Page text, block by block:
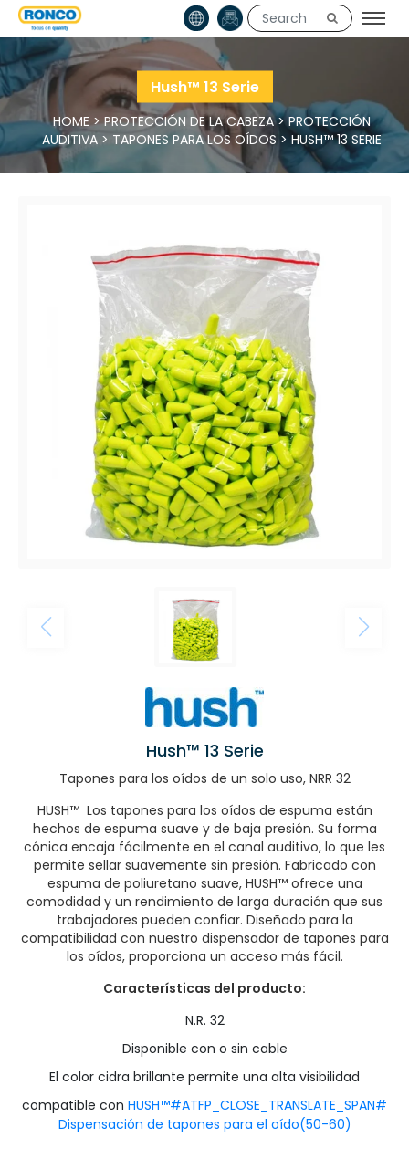
Hush™ 13 Serie
HOME >PROTECCIÓN DE LA CABEZA>PROTECCIÓN
AUDITIVA> TAPONES PARA LOS OÍDOS > HUSH™ 13 SERIE
Hush™ 13 Serie
Tapones para los oídos de un solo uso, NRR 32
HUSH™ Los tapones para los oídos de espuma están
hechos de espuma suave y de baja presión. Su forma
cónica encaja fácilmente en el canal auditivo, lo que les
permite sellar suavemente sin presión. Fabricado con
espuma de poliuretano suave, HUSH™ ofrece una
comodidad y un rendimiento de larga duración que sus
trabajadores pueden confiar. Diseñado para la
compatibilidad con nuestro dispensador de tapones para
los oídos, proporciona un acceso más fácil.
Características del producto:
N.R. 32
Disponible con o sin cable
El color cidra brillante permite una alta visibilidad
compatible con HUSH™#ATFP_CLOSE_TRANSLATE_SPAN#
Dispensación de tapones para el oído(50-60)